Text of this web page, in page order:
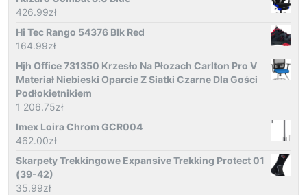
426.99zł
Hi Tec Rango 54376 Blk Red
164.99zł
Hjh Office 731350 Krzesło Na Płozach Carlton Pro V
Materiał Niebieski Oparcie Z Siatki Czarne Dla Gości
Podłokietnikiem
1 206.75zł
Imex Loira Chrom GCR004
462.00zł
Skarpety Trekkingowe Expansive Trekking Protect 01
(39-42)
35.99zł